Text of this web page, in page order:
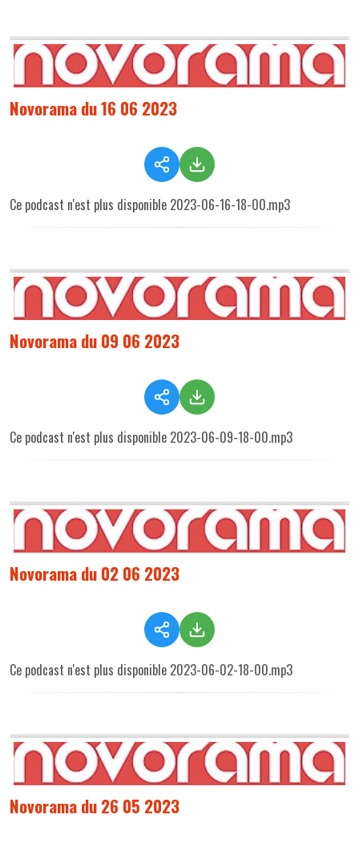
Novorama du 16 06 2023
Ce podcast n'est plus disponible 2023-06-16-18-00.mp3
Novorama du 09 06 2023
Ce podcast n'est plus disponible 2023-06-09-18-00.mp3
Novorama du 02 06 2023
Ce podcast n'est plus disponible 2023-06-02-18-00.mp3
Novorama du 26 05 2023